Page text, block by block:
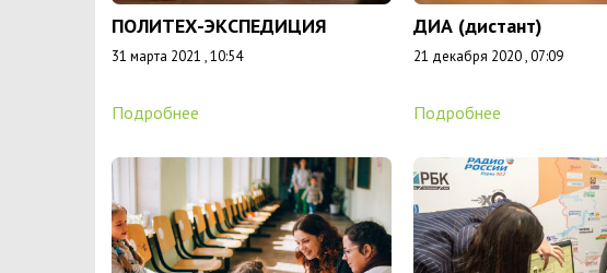
ПОЛИТЕХ-ЭКСПЕДИЦИЯ
31 марта 2021 , 10:54
Подробнее
ДИА (дистант)
21 декабря 2020 , 07:09
Подробнее